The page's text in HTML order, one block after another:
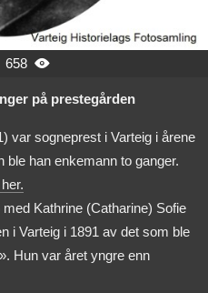
658 
på prestegården
var sogneprest i Varteig i årene
ble han enkemann to ganger.
Kathrine (Catharine) Sofie
i Varteig i 1891 av det som ble
Hun var året yngre enn